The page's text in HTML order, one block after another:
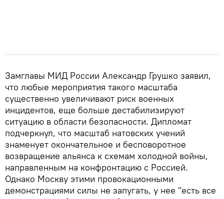
Замглавы МИД России Александр Грушко заявил,
что любые мероприятия такого масштаба
существенно увеличивают риск военных
инцидентов, еще больше дестабилизируют
ситуацию в области безопасности. Дипломат
подчеркнул, что масштаб натовских учений
знаменует окончательное и бесповоротное
возвращение альянса к схемам холодной войны,
направленным на конфронтацию с Россией.
Однако Москву этими провокационными
демонстрациями силы не запугать, у нее "есть все